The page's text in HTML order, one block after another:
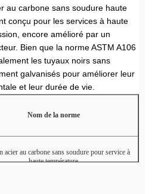
au carbone sans soudure haute
conçu pour les services à haute
encore amélioré par un
Bien que la norme ASTM A106
les tuyaux noirs sans
galvanisés pour améliorer leur
et leur durée de vie.
Nom de la norme
acier au carbone sans soudure pour service à
haute température